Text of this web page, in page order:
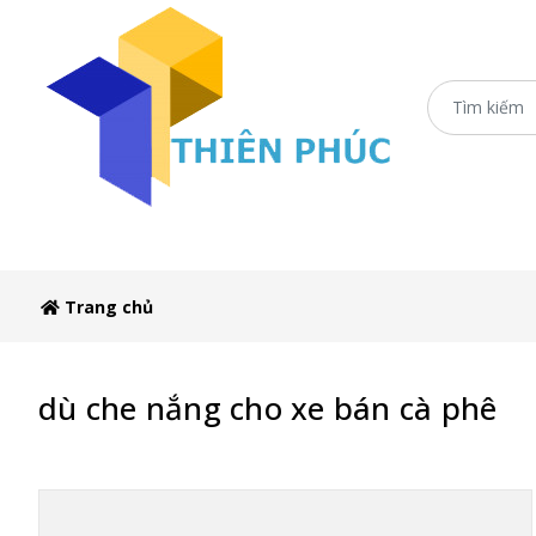
Trang chủ
dù che nắng cho xe bán cà phê